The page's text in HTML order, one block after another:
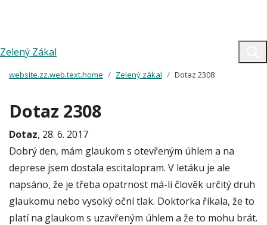
Zelený Zákal
website.zz.web.text.home Zelený zákal Dotaz 2308
Dotaz 2308
Dotaz, 28. 6. 2017
Dobrý den, mám glaukom s otevřeným úhlem a na
deprese jsem dostala escitalopram. V letáku je ale
napsáno, že je třeba opatrnost má-li člověk určitý druh
glaukomu nebo vysoký oční tlak. Doktorka říkala, že to
platí na glaukom s uzavřeným úhlem a že to mohu brát.